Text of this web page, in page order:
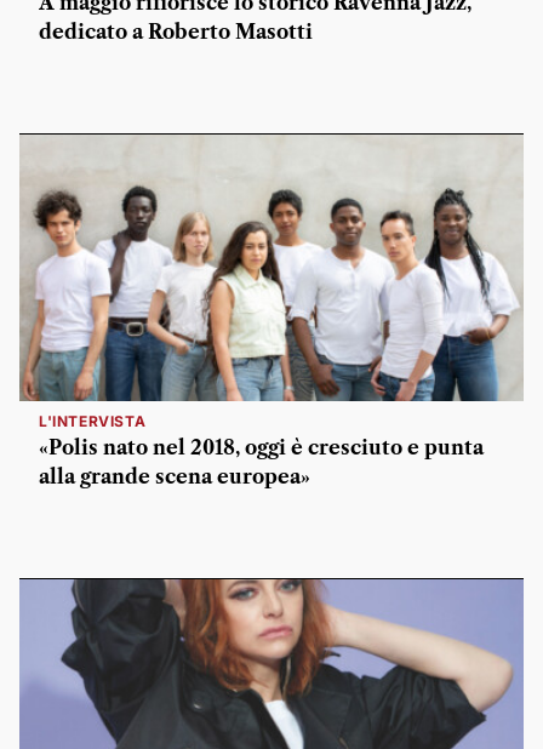
dedicato a Roberto Masotti
L'INTERVISTA
«Polis nato nel 2018, oggi è cresciuto e punta
alla grande scena europea»